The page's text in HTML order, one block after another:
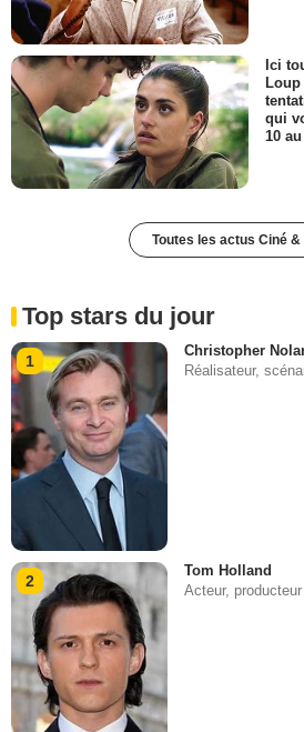
Ici
Loup
qui
10
Toutes les actus Ciné &
Top stars du jour
1
Christopher
Réalisateur,
2
Tom Holland
Acteur, producteur